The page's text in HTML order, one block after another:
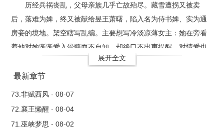
历经兵祸丧乱，父母亲族几乎亡故殆尽。藏雪遭拐又被卖
后，落难为婢，终又被献给昱王萧曙，陷入名为侍书婢、实为通
房妾的境地。架空瞎写乱编。主要想写冷淡凉薄女主：她在旁看
着他对她渐渐爱入骨髓而不自知，却绝口不出声提醒。对情爱也
好，他也好，她都不信任，也不稀罕。娇憨与柔弱是半真半假，
分寸想把握却发现并没有预想的那样把握得住。
展开全文
最新章节
73.非赋西风 - 08-07
72.襄王懒醒 - 08-04
71.巫峡梦思 - 08-02